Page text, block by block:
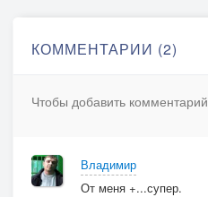
КОММЕНТАРИИ (2)
Чтобы добавить комментарий
Владимир
От меня +...супер.